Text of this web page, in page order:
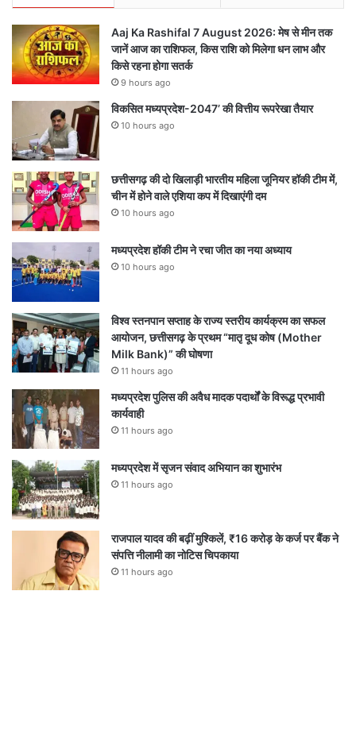
Aaj Ka Rashifal 7 August 2026: मेष से मीन तक
जानें आज का राशिफल, किस राशि को मिलेगा धन लाभ और
किसे रहना होगा सतर्क
9 hours ago
विकसित मध्यप्रदेश-2047’ की वित्तीय रूपरेखा तैयार
10 hours ago
छत्तीसगढ़ की दो खिलाड़ी भारतीय महिला जूनियर हॉकी टीम में,
चीन में होने वाले एशिया कप में दिखाएंगी दम
10 hours ago
मध्यप्रदेश हॉकी टीम ने रचा जीत का नया अध्याय
10 hours ago
विश्व स्तनपान सप्ताह के राज्य स्तरीय कार्यक्रम का सफल
आयोजन, छत्तीसगढ़ के प्रथम “मातृ दूध कोष (Mother
Milk Bank)” की घोषणा
11 hours ago
मध्यप्रदेश पुलिस की अवैध मादक पदार्थों के विरूद्ध प्रभावी
कार्यवाही
11 hours ago
मध्यप्रदेश में सृजन संवाद अभियान का शुभारंभ
11 hours ago
राजपाल यादव की बढ़ीं मुश्किलें, ₹16 करोड़ के कर्ज पर बैंक ने
संपत्ति नीलामी का नोटिस चिपकाया
11 hours ago